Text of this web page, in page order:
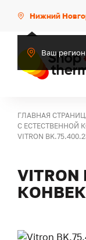
Нижний
Ваш
ГЛАВНАЯ
С ЕСТЕСТВЕННОЙ
VITRON